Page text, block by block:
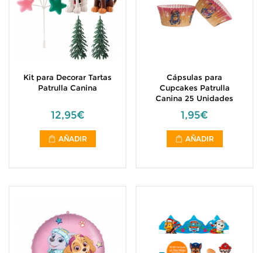
Kit para Decorar Tartas
Patrulla Canina
12,95€
AÑADIR
Cápsulas para
Cupcakes Patrulla
Canina 25 Unidades
1,95€
AÑADIR